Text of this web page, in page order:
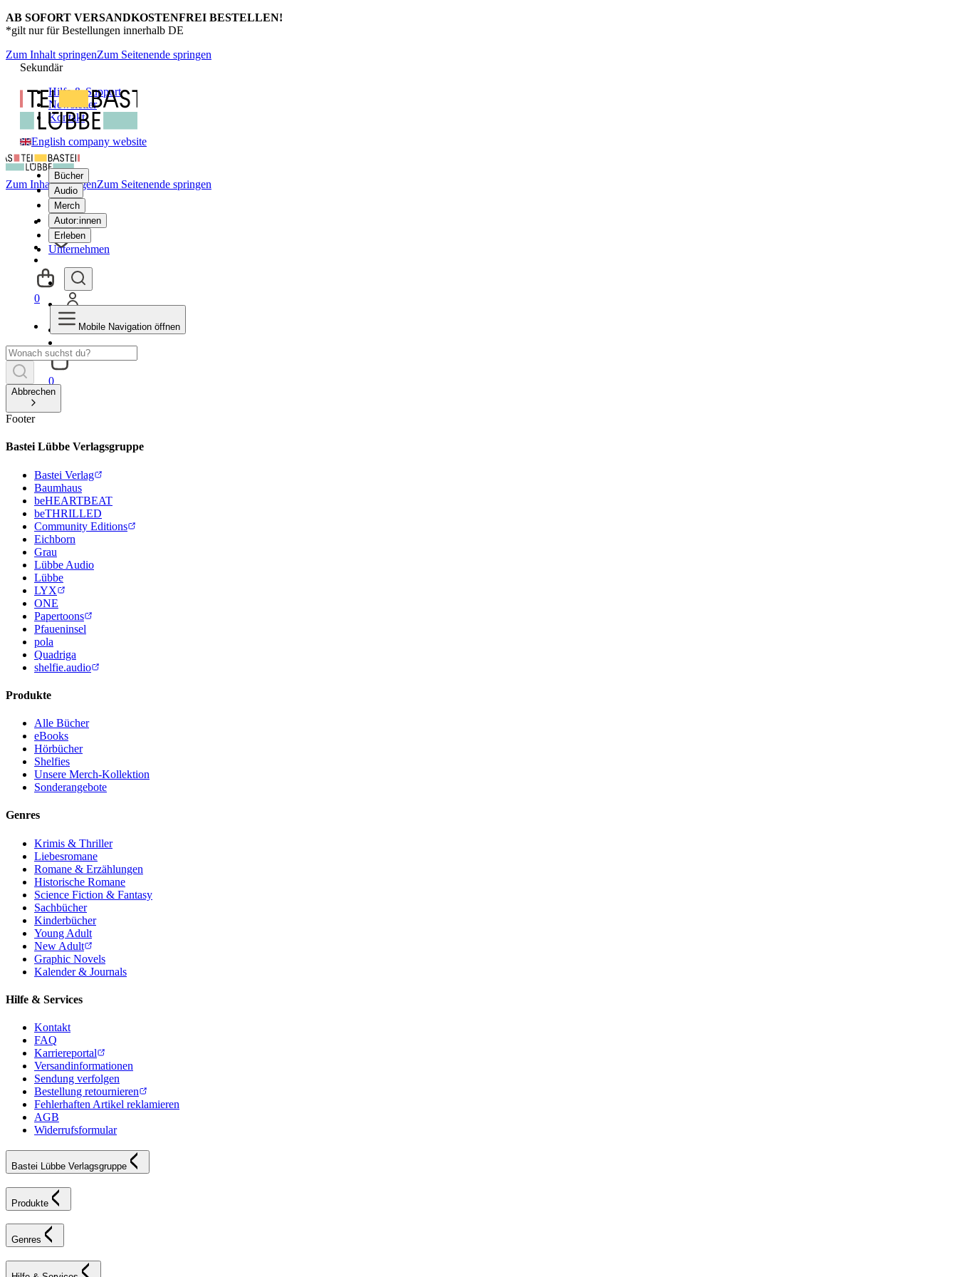
AB SOFORT VERSANDKOSTENFREI BESTELLEN!
*gilt nur für Bestellungen innerhalb DE
Zum Inhalt springenZum Seitenende springen
Sekundär
Hilfe & Support
Newsletter
Kontakt
English company website
Bücher
Audio
Merch
Autor:innen
Erleben
Unternehmen
0
Zum Inhalt springenZum Seitenende springen
0
Mobile Navigation öffnen
Abbrechen
Footer
Bastei Lübbe Verlagsgruppe
Bastei Verlag
Baumhaus
beHEARTBEAT
beTHRILLED
Community Editions
Eichborn
Grau
Lübbe Audio
Lübbe
LYX
ONE
Papertoons
Pfaueninsel
pola
Quadriga
shelfie.audio
Produkte
Alle Bücher
eBooks
Hörbücher
Shelfies
Unsere Merch-Kollektion
Sonderangebote
Genres
Krimis & Thriller
Liebesromane
Romane & Erzählungen
Historische Romane
Science Fiction & Fantasy
Sachbücher
Kinderbücher
Young Adult
New Adult
Graphic Novels
Kalender & Journals
Hilfe & Services
Kontakt
FAQ
Karriereportal
Versandinformationen
Sendung verfolgen
Bestellung retournieren
Fehlerhaften Artikel reklamieren
AGB
Widerrufsformular
Bastei Lübbe Verlagsgruppe
Produkte
Genres